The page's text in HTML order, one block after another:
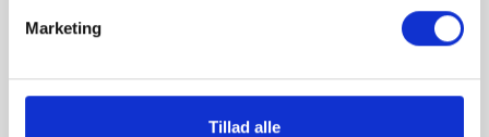
Marketing
Tillad alle
Beskrivelse